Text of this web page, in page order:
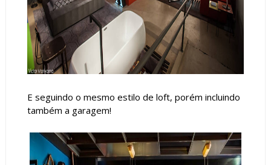
E seguindo o mesmo estilo de loft, porém incluindo
também a garagem!